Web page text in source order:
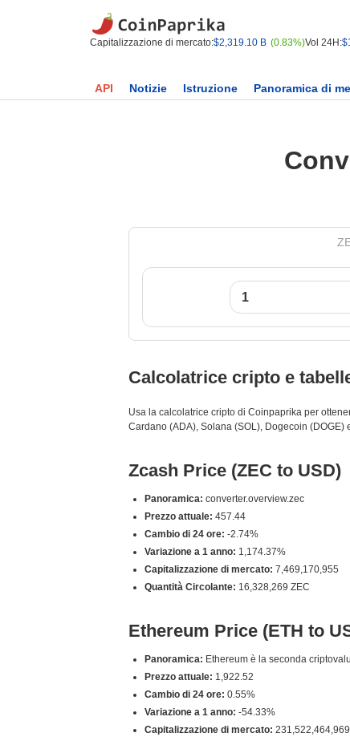
Capitalizzazione di mercato:$2,319.10 B (0.83%)Vol 24H:
API Notizie Istruzione Panoramica di
Calcolatrice cripto e
Usa la calcolatrice cripto di Coinpaprika per
Cardano (ADA), Solana (SOL), Dogecoin
Zcash Price (ZEC to USD)
Panoramica: converter.overview.zec
Prezzo attuale: 457.44
Cambio di 24 ore: -2.74%
Variazione a 1 anno: 1,174.37%
Capitalizzazione di mercato: 7,469,170,955
Quantità Circolante: 16,328,269 ZEC
Ethereum Price (ETH to
Panoramica: Ethereum è la seconda
Prezzo attuale: 1,922.52
Cambio di 24 ore: 0.55%
Variazione a 1 anno: -54.33%
Capitalizzazione di mercato: 231,522,464,969